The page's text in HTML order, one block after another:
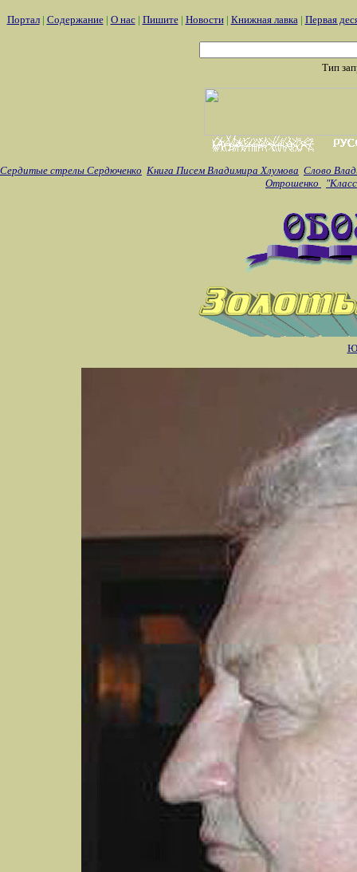
Портал| Содержание| О нас| Пишите| Новости| Книжная лавка| Первая
Тип
Сердитые стрелы Сердюченко Книга Писем Владимира Хлумова Слово
Отрошенко